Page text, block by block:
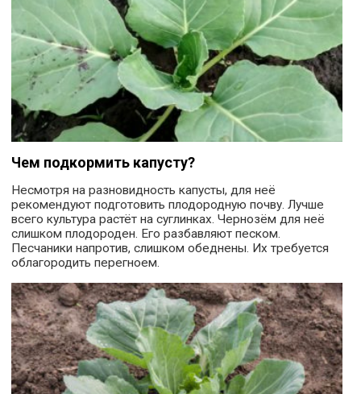
Чем подкормить капусту?
Несмотря на разновидность капусты, для неё
рекомендуют подготовить плодородную почву. Лучше
всего культура растёт на суглинках. Чернозём для неё
слишком плодороден. Его разбавляют песком.
Песчаники напротив, слишком обеднены. Их требуется
облагородить перегноем.